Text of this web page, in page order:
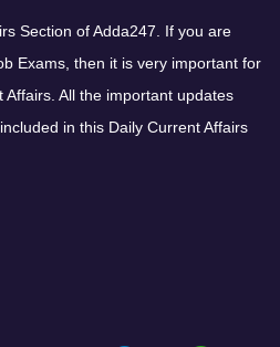
Section of Adda247. If you are
Exams, then it is very important for
All the important updates
in this Daily Current Affairs